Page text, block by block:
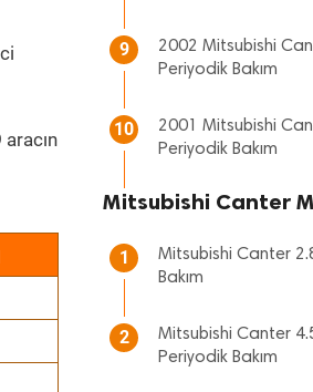
aracın
9
2002 Mitsubishi
Periyodik Bakım
10
2001 Mitsubishi
Periyodik Bakım
Mitsubishi Canter
1
Mitsubishi Canter
Bakım
2
Mitsubishi Canter
Periyodik Bakım